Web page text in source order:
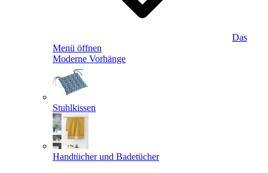
Das
Menü öffnen
Moderne Vorhänge
Stuhlkissen
Handtücher und Badetücher